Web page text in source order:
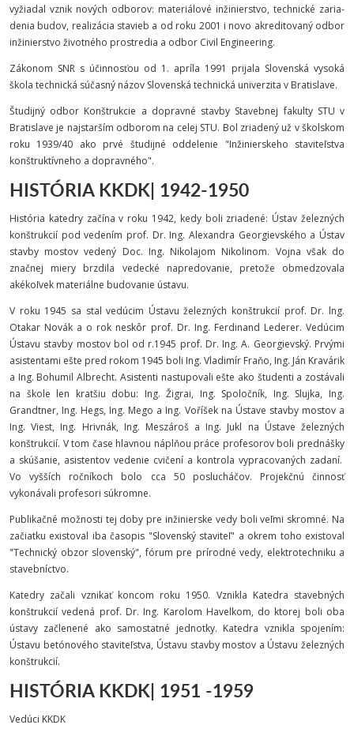
vyžiadal vznik nových odbo­rov: materiálové inžinier­stvo, technické za­ria­
denia bu­dov, rea­lizácia stavieb a od roku 2001 i novo akreditovaný odbor
inžinierstvo životného prostredia a odbor Civil Engineering.
Zákonom SNR s účinnosťou od 1. apríla 1991 prijala Slovenská vysoká
škola technická súčasný názov Slovenská technická univerzita v Bratislave.
Študijný odbor Konštrukcie a dopravné stavby Stavebnej fakulty STU v
Bratislave je najstarším odborom na celej STU. Bol zriadený už v školskom
roku 1939/40 ako prvé študijné oddelenie "Inžinierskeho staviteľstva
konštruktívneho a dopravného".
HISTÓRIA KKDK| 1942-1950
História katedry začína v roku 1942, kedy boli zriadené: Ústav železných
konštrukcií pod vedením prof. Dr. Ing. Alexandra Georgievského a Ústav
stavby mostov vedený Doc. Ing. Nikolajom Nikolinom. Vojna však do
značnej miery brzdila vedecké napredovanie, pretože obmedzovala
akékoľvek materiálne budovanie ústavu.
V roku 1945 sa stal vedúcim Ústavu železných konštrukcií prof. Dr. lng.
Otakar Novák a o rok neskôr prof. Dr. Ing. Ferdinand Lederer. Vedúcim
Ústavu stavby mostov bol od r.1945 prof. Dr. Ing. A. Georgievský. Prvými
asistentami ešte pred rokom 1945 boli Ing. Vladimír Fraňo, Ing. Ján Kravárik
a Ing. Bohumil Albrecht. Asistenti nastupovali ešte ako študenti a zostávali
na škole len kratšiu dobu: Ing. Žigrai, Ing. Spoločník, Ing. Slujka, Ing.
Grandtner, Ing. Hegs, Ing. Mego a Ing. Voříšek na Ústave stavby mostov a
Ing. Viest, Ing. Hrivnák, Ing. Meszároš a Ing. Jukl na Ústave železných
konštrukcií. V tom čase hlavnou náplňou práce profesorov boli prednášky
a skúšanie, asistentov vedenie cvičení a kontrola vypracovaných zadaní.
Vo vyšších ročníkoch bolo cca 50 poslucháčov. Projekčnú činnosť
vykonávali profesori súkromne.
Publikačné možnosti tej doby pre inžinierske vedy boli veľmi skromné. Na
začiatku existoval iba časopis "Slovenský staviteľ" a okrem toho existoval
"Technický obzor slovenský", fórum pre prírodné vedy, elektrotechniku a
stavebníctvo.
Katedry začali vznikať koncom roku 1950. Vznikla Katedra stavebných
konštrukcií vedená prof. Dr. Ing. Karolom Havelkom, do ktorej boli oba
ústavy začlenené ako samostatné jednotky. Katedra vznikla spojením:
Ústavu betónového staviteľstva, Ústavu stavby mostov a Ústavu železných
konštrukcií.
HISTÓRIA KKDK| 1951 -1959
Vedúci KKDK